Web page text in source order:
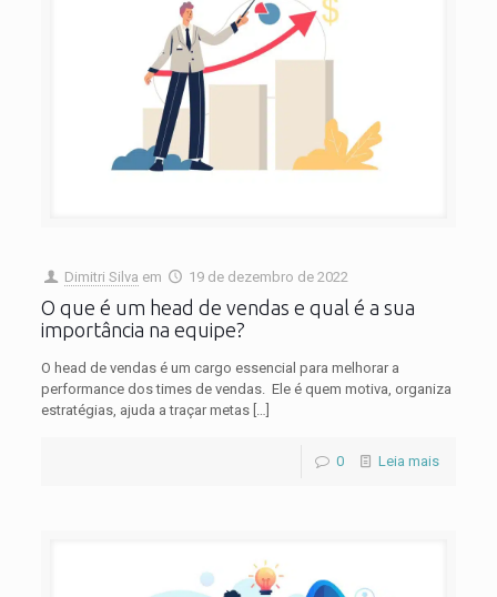
Dimitri Silva em 19 de dezembro de 2022
O que é um head de vendas e qual é a sua
importância na equipe?
O head de vendas é um cargo essencial para melhorar a
performance dos times de vendas. Ele é quem motiva, organiza
estratégias, ajuda a traçar metas[…]
0 Leia mais